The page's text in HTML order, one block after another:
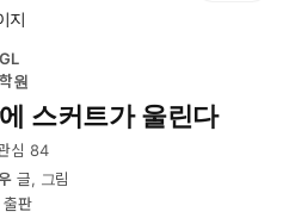
지
GL
학원
스커트가 울린다
심 84
글, 그림
출판